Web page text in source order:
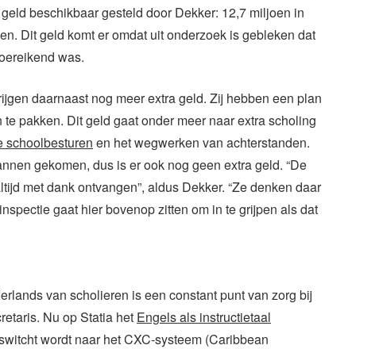
beschikbaar gesteld door Dekker: 12,7 miljoen in
Dit geld komt er omdat uit onderzoek is gebleken dat
was.
daarnaast nog meer extra geld. Zij hebben een plan
pakken. Dit geld gaat onder meer naar extra scholing
schoolbesturen en het wegwerken van achterstanden.
gekomen, dus is er ook nog geen extra geld. “De
met dank ontvangen”, aldus Dekker. “Ze denken daar
gaat hier bovenop zitten om in te grijpen als dat
van scholieren is een constant punt van zorg bij
Nu op Statia het Engels als instructietaal
wordt naar het CXC-systeem (Caribbean